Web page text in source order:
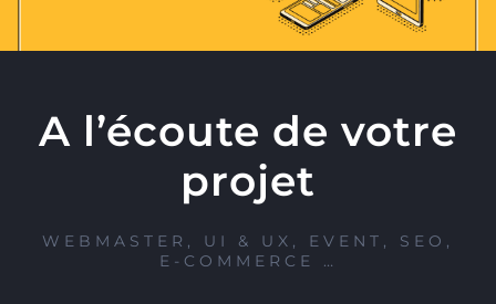
A l’écoute de votre
projet
WEBMASTER, UI & UX, EVENT, SEO,
E-COMMERCE …